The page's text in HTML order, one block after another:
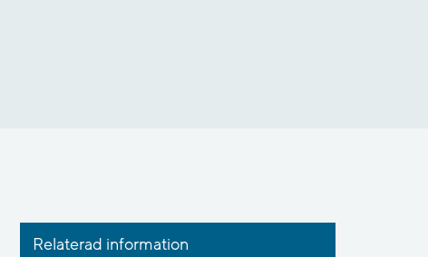
Relaterad information